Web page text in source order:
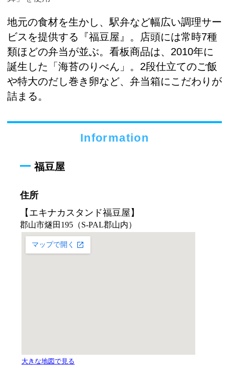
地元の食材を生かし、駅弁など幅広い調理サー
ビスを提供する『福豆屋』。店頭には常時7種
類ほどの弁当が並ぶ。看板商品は、2010年に
誕生した「海苔のりべん」。2段仕立てのご飯
や特大のだし巻き卵など、弁当箱にこだわりが
詰まる。
Information
福豆屋
住所
【エキナカスタンド福豆屋】